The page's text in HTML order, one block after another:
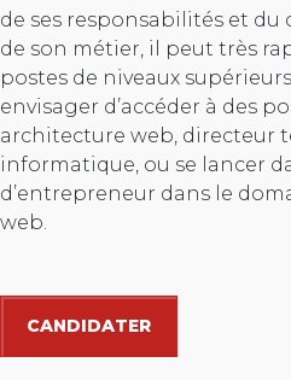
de ses responsabilités et
de son métier, il peut très
postes de niveaux
envisager d’accéder à des
architecture web, directeur
informatique, ou se lancer
d’entrepreneur dans le
web.
CANDIDATER